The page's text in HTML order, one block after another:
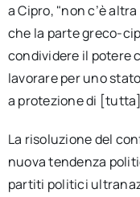
a Cipro, "non c’è
che la parte greco-
condividere il potere
lavorare per uno
a protezione di
La risoluzione del
nuova tendenza
partiti politici